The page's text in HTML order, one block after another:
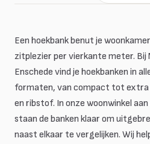
Een hoekbank benut je
zitplezier per vierkante meter. Bij
Enschede vind je hoekbanken in
formaten, van compact tot extra
en ribstof. In onze woonwinkel
staan de banken klaar om
naast elkaar te vergelijken. Wij